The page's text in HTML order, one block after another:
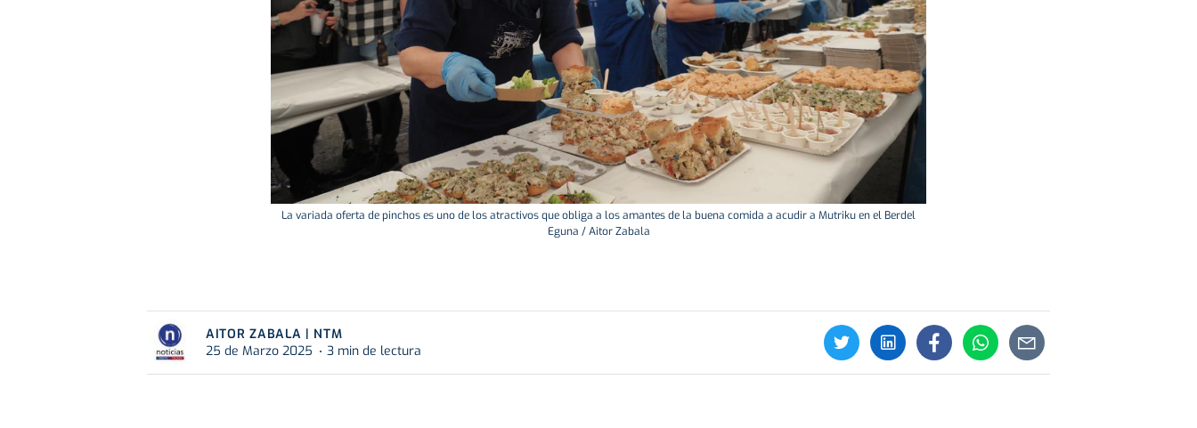
La variada oferta de pinchos es uno de los atractivos que obliga a los amantes de la buena comida a acudir a Mutriku en el Berdel
Eguna / Aitor Zabala
AITOR ZABALA | NTM
25 de Marzo 2025
3 min de lectura